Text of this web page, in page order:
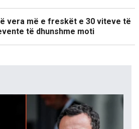
vera më e freskët e 30 viteve të
të dhunshme moti